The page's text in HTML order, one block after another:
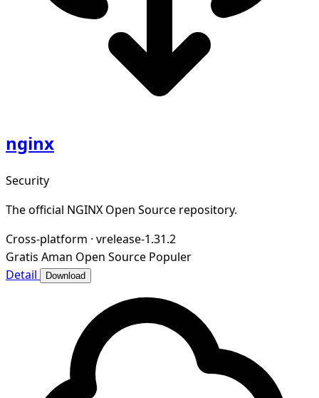
nginx
Security
The official NGINX Open Source repository.
Cross-platform · vrelease-1.31.2
Gratis Aman Open Source Populer
Detail
Download